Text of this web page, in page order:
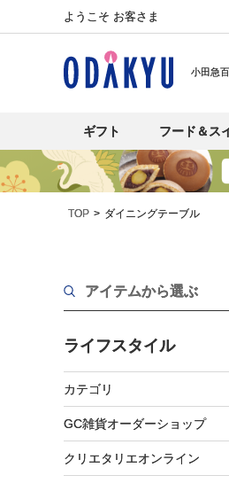
ようこそ お客さま
小田急
ギフト フード＆ス
TOP ダイニングテーブル
アイテムから選ぶ
ライフスタイル
カテゴリ
GC雑貨オーダーショップ
クリエタリエオンライン